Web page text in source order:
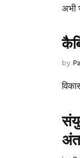
अभी
by